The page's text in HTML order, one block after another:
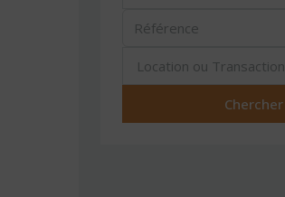
Location ou Transaction
Chercher